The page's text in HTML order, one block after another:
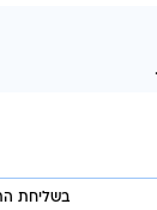
בשליחת